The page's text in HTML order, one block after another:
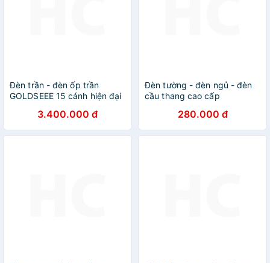
Đèn trần - đèn ốp trần
GOLDSEEE 15 cánh hiện đại
3.400.000 đ
Đèn tường - đèn ngủ - đèn
cầu thang cao cấp
kèm bóng led280.000 đ